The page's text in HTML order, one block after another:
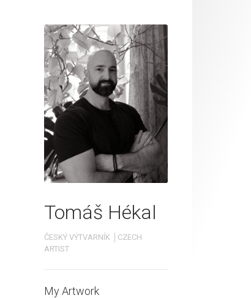
Tomáš Hékal
ČESKÝ VÝTVARNÍK │CZECH
ARTIST
My Artwork